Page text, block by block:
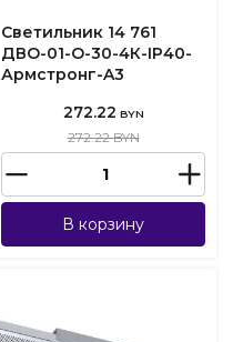
Светильник 14 761
ДВО-01-О-30-4К-IP40-
Армстронг-A3
272.22 BYN
272.22 BYN
В корзину